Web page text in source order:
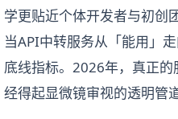
学更贴近个体开发者与初创
当API中转服务从「能用」
底线指标。2026年，真正
经得起显微镜审视的透明管道